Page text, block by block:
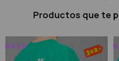
Productos que te